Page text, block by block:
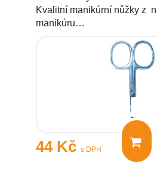
Kvalitní manikúrní nůžky z
manikúru…
44 Kč s DPH